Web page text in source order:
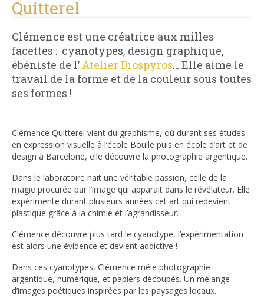
Quitterel
Clémence est une créatrice aux milles
facettes : cyanotypes, design graphique,
ébéniste de l’ Atelier Diospyros… Elle aime le
travail de la forme et de la couleur sous toutes
ses formes !
Clémence Quitterel vient du graphisme, où durant ses études
en expression visuelle à l’école Boulle puis en école d’art et de
design à Barcelone, elle découvre la photographie argentique.
Dans le laboratoire nait une véritable passion, celle de la
magie procurée par l’image qui apparait dans le révélateur. Elle
expérimente durant plusieurs années cet art qui redevient
plastique grâce à la chimie et l’agrandisseur.
Clémence découvre plus tard le cyanotype, l’expérimentation
est alors une évidence et devient addictive !
Dans ces cyanotypes, Clémence mêle photographie
argentique, numérique, et papiers découpés. Un mélange
d’images poétiques inspirées par les paysages locaux.